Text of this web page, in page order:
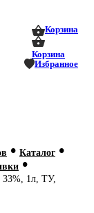
Корзина
Корзина
Избранное
• Каталог •
•
33%, 1л, ТУ,